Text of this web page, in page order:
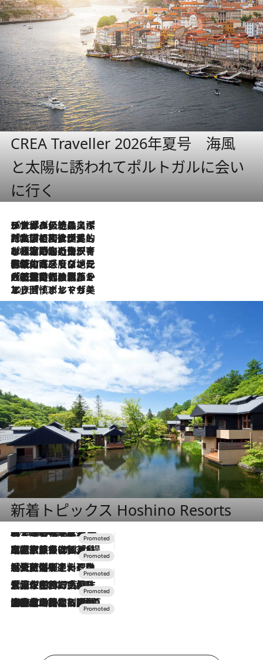
CREA Traveller 2026年夏号 海風
と太陽に誘われてポルトガルに会い
に行く
2026.8.8
リスボンの絶品スイーツ「パステル・デ・ナタ」とは？ポルトガル伝統の奥深い世界へ
2026.7.27
「私の祖国はポルトガル語です」国民的詩人フェルナンド・ペソアと、彼が愛した文学の街を歩く
2026.7.26
ポルトガル近海が育む極上の海の幸。キリリと冷えた白ワインと愉しむ、シーフード専門店の贅沢
2026.7.22
伝統の味をモダンに昇華。高感度な地元客が集う、リスボンの最旬ガストロノミー
2026.7.21
大航海時代の栄華から、震災、独裁、そして革命へ。ポルトガル・首都リスボンの石畳に刻まれた「歴史の光と影」
2026.7.13
エッセイ・ヤマザキマリ「慎ましくも美しき国 ポルトガル」
新着トピックス Hoshino Resorts
2026.8.7
【トンボの足水浴】ヒノキの香りに包まれて涼感マックス！約13℃の湧水かけ流しを避暑地「星野温泉 トンボの湯」で体験
2026.7.31
【ホテル帰省】という選択肢をOMOが提案。家族とほどよい距離を保つには「昼は実家、夜は気兼ねなくホテルで！」
2026.7.24
【夏限定ディナーコース】旬を迎える稚鮎や花ズッキーニなどをイタリア・トスカーナの郷土料理の手法で満喫！
2026.7.17
「土佐和ハーブかき氷」がOMO7高知に登場！生姜、山椒、大葉など目にも舌にも涼を呼ぶ郷土の味
2026.7.10
NEW OPEN！【界 草津】名湯の地に誕生。趣の異なる2種の温泉と上州ならではの会席・蕎麦割烹など美食を味わう究極の癒やし旅